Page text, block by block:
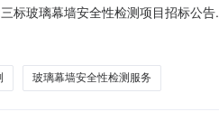
标玻璃幕墙安全性检测项目招标公
和招标范围规模：1.招标内容：拟
区位于上玻璃幕墙安全性检测服务